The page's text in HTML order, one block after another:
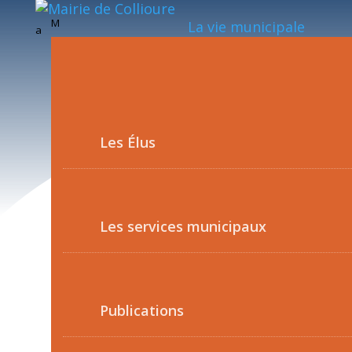
a M La vie municipale
Les Élus
Les services municipaux
Publications